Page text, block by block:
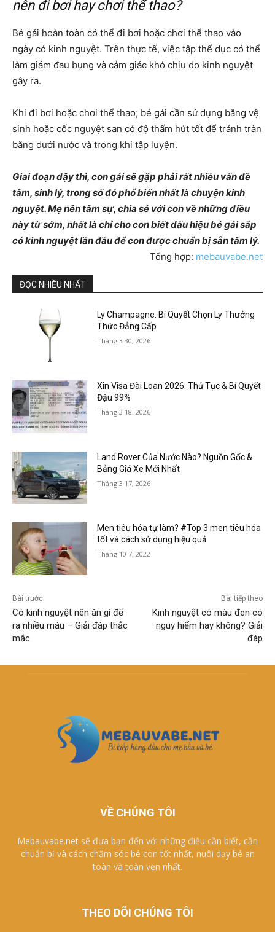
nên đi bơi hay chơi thể thao?
Bé gái hoàn toàn có thể đi bơi hoặc chơi thể thao vào
ngày có kinh nguyệt. Trên thực tế, việc tập thể dục có thể
làm giảm đau bụng và cảm giác khó chịu do kinh nguyệt
gây ra.
Khi đi bơi hoặc chơi thể thao; bé gái cần sử dụng băng vệ
sinh hoặc cốc nguyệt san có độ thấm hút tốt để tránh tràn
băng dưới nước và trong khi tập luyện.
Giai đoạn dậy thì, con gái sẽ gặp phải rất nhiều vấn đề
tâm, sinh lý, trong số đó phổ biến nhất là chuyện kinh
nguyệt. Mẹ nên tâm sự, chia sẻ với con về những điều
này từ sớm, nhất là chỉ cho con biết dấu hiệu bé gái sắp
có kinh nguyệt lần đầu để con được chuẩn bị sẵn tâm lý.
Tổng hợp: mebauvabe.net
ĐỌC NHIỀU NHẤT
Ly Champagne: Bí Quyết Chọn Ly Thưởng
Thức Đẳng Cấp
Tháng 3 30, 2026
Xin Visa Đài Loan 2026: Thủ Tục & Bí Quyết
Đậu 99%
Tháng 3 18, 2026
Land Rover Của Nước Nào? Nguồn Gốc &
Bảng Giá Xe Mới Nhất
Tháng 3 17, 2026
Men tiêu hóa tự làm? #Top 3 men tiêu hóa
tốt và cách sử dụng hiệu quả
Tháng 10 7, 2022
Bài trước
Có kinh nguyệt nên ăn gì để
ra nhiều máu – Giải đáp thắc
mắc
Bài tiếp theo
Kinh nguyệt có màu đen có
nguy hiểm hay không? Giải
đáp
VỀ CHÚNG TÔI
Mebauvabe.net sẽ đưa bạn đến với những điều cần biết, cần
chuẩn bị và cách chăm sóc bé con tốt nhất, nuôi dạy bé an
toàn và toàn vẹn nhất.
THEO DÕI CHÚNG TÔI